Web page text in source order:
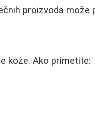
proizvoda može
kože. Ako primetite: